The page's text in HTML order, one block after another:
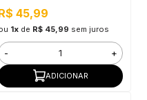
45,99
1xde R$ 45,99 sem juros
- +
ADICIONAR